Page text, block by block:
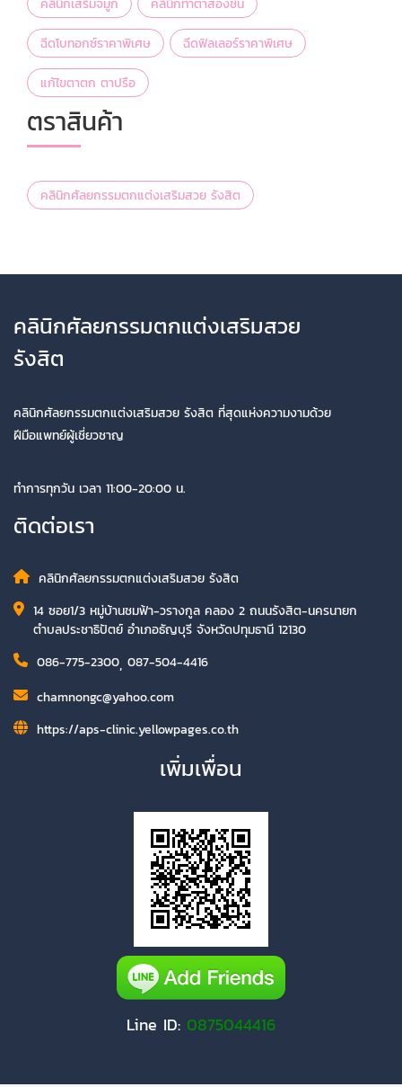
ฉีดโบทอกซ์ราคาพิเศษ ฉีดฟิลเลอร์ราคาพิเศษ
แก้ไขตาตก ตาปรือ
ตราสินค้า
คลินิกศัลยกรรมตกแต่งเสริมสวย รังสิต
คลินิกศัลยกรรมตกแต่งเสริมสวย
รังสิต
คลินิกศัลยกรรมตกแต่งเสริมสวย รังสิต ที่สุดแห่งความงามด้วย
ฝีมือแพทย์ผู้เชี่ยวชาญ
ทำการทุกวัน เวลา 11:00-20:00 น.
ติดต่อเรา
คลินิกศัลยกรรมตกแต่งเสริมสวย รังสิต
14 ซอย1/3 หมู่บ้านชมฟ้า-วรางกูล คลอง 2 ถนนรังสิต-นครนายก
ตำบลประชาธิปัตย์ อำเภอธัญบุรี จังหวัดปทุมธานี 12130
086-775-2300, 087-504-4416
chamnongc@yahoo.com
https://aps-clinic.yellowpages.co.th
เพิ่มเพื่อน
Line ID: 0875044416